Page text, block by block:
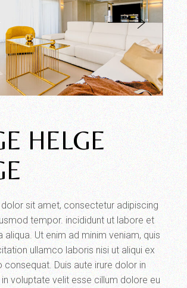
HELGE
sit amet, consectetur adipiscing
tempor. incididunt ut labore et
aliqua. Ut enim ad minim veniam, quis
ullamco laboris nisi ut aliqui ex
Duis aute irure dolor in
voluptate velit esse cillum dolore eu